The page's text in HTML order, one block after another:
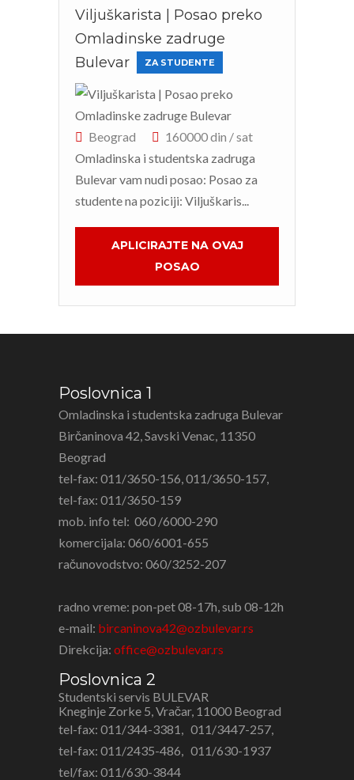
Viljuškarista | Posao preko
Omladinske zadruge
Bulevar
ZA STUDENTE
Beograd
160000 din / sat
Omladinska i studentska zadruga
Bulevar vam nudi posao: Posao za
studente na poziciji: Viljuškaris...
APLICIRAJTE NA OVAJ
POSAO
Poslovnica 1
Omladinska i studentska zadruga Bulevar
Birčaninova 42, Savski Venac, 11350
Beograd
tel-fax: 011/3650-156, 011/3650-157,
tel-fax: 011/3650-159
mob. info tel: 060 /6000-290
komercijala: 060/6001-655
računovodstvo: 060/3252-207
radno vreme: pon-pet 08-17h, sub 08-12h
e-mail: bircaninova42@ozbulevar.rs
Direkcija: office@ozbulevar.rs
Poslovnica 2
Studentski servis BULEVAR
Kneginje Zorke 5, Vračar, 11000 Beograd
tel-fax: 011/344-3381 , 011/3447-257,
tel-fax: 011/2435-486, 011/630-1937
tel/fax: 011/630-3844